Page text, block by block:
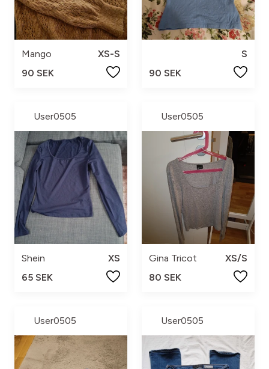
Mango
XS-S
90 SEK
S
90 SEK
User0505
Shein
XS
65 SEK
User0505
Gina Tricot
XS/S
80 SEK
User0505 User0505